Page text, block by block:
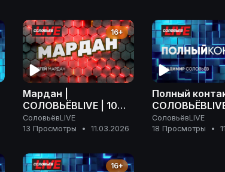
16+
Мардан |
СОЛОВЬЁВLIVE | 10
марта 2026 года
СоловьёвLIVE
13 Просмотры
• 11.03.2026
Полный
марта 2026
СоловьёвLIVE
18 Просмотры
•
16+